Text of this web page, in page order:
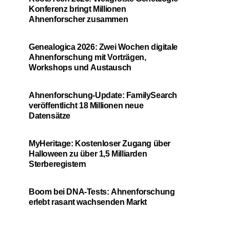
Konferenz bringt Millionen
Ahnenforscher zusammen
Genealogica 2026: Zwei Wochen digitale
Ahnenforschung mit Vorträgen,
Workshops und Austausch
Ahnenforschung-Update: FamilySearch
veröffentlicht 18 Millionen neue
Datensätze
MyHeritage: Kostenloser Zugang über
Halloween zu über 1,5 Milliarden
Sterberegistern
Boom bei DNA-Tests: Ahnenforschung
erlebt rasant wachsenden Markt